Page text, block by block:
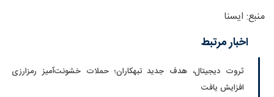
منبع: ایسنا
اخبار مرتبط
ثروت دیجیتال، هدف جدید تبهکاران؛ حملات خشونت‌آمیز رمزارزی
افزایش یافت